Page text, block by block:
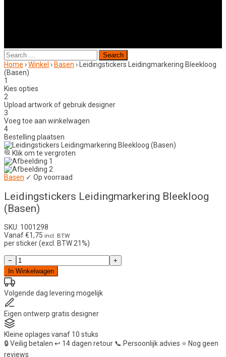
Search
for:
Home ›Winkel › Basen › Leidingstickers Leidingmarkering Bleekloog
(Basen)
1
Kies opties
2
Upload artwork of gebruik designer
3
Voeg toe aan winkelwagen
4
Bestelling plaatsen
Klik om te vergroten
Basen ✓ Op voorraad
Leidingstickers Leidingmarkering Bleekloog
(Basen)
SKU: 1001298
Vanaf€1,75 incl. BTW
per sticker (excl. BTW 21%)
Leidingstickers
Leidingmarkering
Bleekloog
(Basen)
aantal
−
+
In Winkelwagen
Volgende dag levering mogelijk
Eigen ontwerp gratis designer
Kleine oplages vanaf 10 stuks
🔒Veilig betalen ↩️ 14 dagen retour 📞 Persoonlijk advies ⭐ Nog geen
reviews